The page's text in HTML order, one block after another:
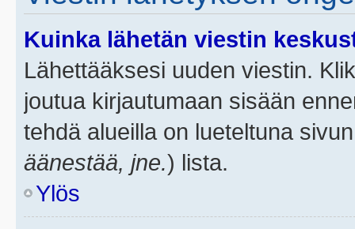
Kuinka lähetän viestin
Lähettääksesi uuden viestin.
joutua kirjautumaan sisään
tehdä alueilla on lueteltuna
äänestää, jne.) lista.
Ylös